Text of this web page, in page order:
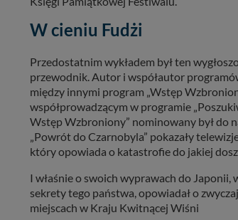
W cieniu Fudżi
Przedostatnim wykładem był ten
przewodnik. Autor i współautor
między innymi program „Wstęp
współprowadzącym w programie
Wstęp Wzbroniony” nominowany był do
„Powrót do Czarnobyla” pokazały
który opowiada o katastrofie do jakiej
I właśnie o swoich wyprawach do Japonii,
sekrety tego państwa, opowiadał o
miejscach w Kraju Kwitnącej Wiśni